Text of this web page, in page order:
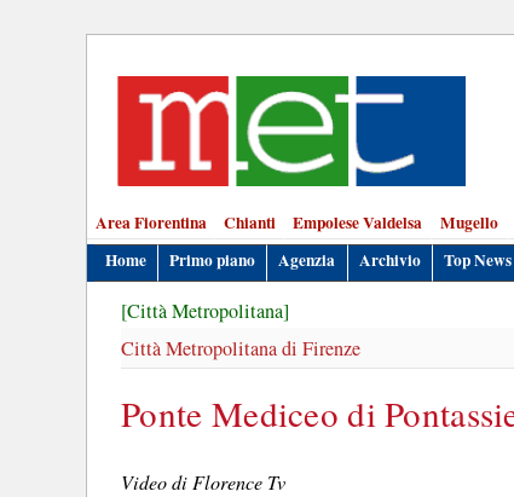
Area Fiorentina Chianti Empolese Valdelsa Mugello
Home
Primo piano Agenzia Archivio Top News
[Città Metropolitana]
Città Metropolitana di Firenze
Ponte Mediceo di
Video di Florence Tv